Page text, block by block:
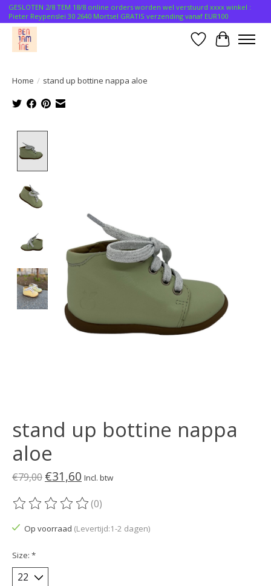
GESLOTEN 2/8 TEM 18/8 online orders worden wel verstuurd xxxx winkel :
Pieter Reypenslei 30 2640 Mortsel GRATIS verzending vanaf EUR100
Verlanglijst
Home / stand up bottine nappa aloe
stand up bottine nappa
aloe
€79,00 €31,60 Incl. btw
De beoordeling van dit product is
(0)
Op voorraad (Levertijd:1-2 dagen)
Size: *